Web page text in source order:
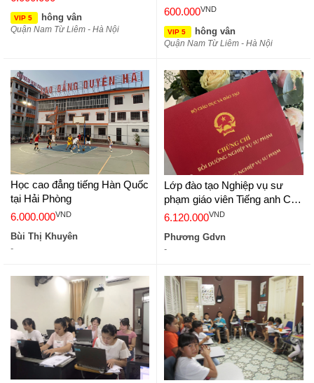
VIP 5 hông vân
Quận Nam Từ Liêm - Hà Nội
600.000VND
VIP 5 hông vân
Quận Nam Từ Liêm - Hà Nội
Học cao đẳng tiếng Hàn Quốc
tại Hải Phòng
6.000.000VND
Bùi Thị Khuyên
-
Lớp đào tạo Nghiệp vụ sư
phạm giáo viên Tiếng anh Cấp
1,2,3
6.120.000VND
Phương Gdvn
-